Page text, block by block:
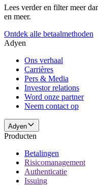
Lees verder en filter meer
en meer.
Ontdek alle betaalmethoden
Adyen
Ons verhaal
Carrières
Pers & Media
Investor relations
Word onze partner
Neem contact op
Adyen
Producten
Betalingen
Risicomanagement
Authenticatie
Issuing